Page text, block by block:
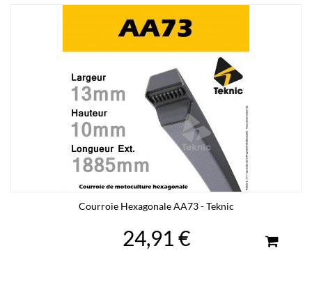
Courroie Hexagonale AA73 - Teknic
24,91 €